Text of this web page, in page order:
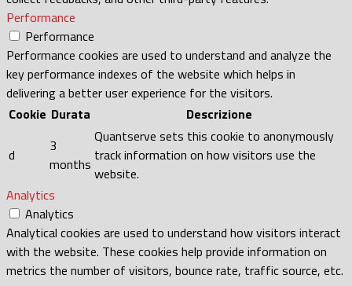
Performance
Performance
Performance cookies are used to understand and analyze the
key performance indexes of the website which helps in
delivering a better user experience for the visitors.
Cookie Durata Descrizione
d
3
months
Quantserve sets this cookie to anonymously
track information on how visitors use the
website.
Analytics
Analytics
Analytical cookies are used to understand how visitors interact
with the website. These cookies help provide information on
metrics the number of visitors, bounce rate, traffic source, etc.